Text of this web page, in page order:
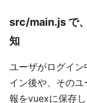
src/main.js で
知
ユーザがログイ
イン後や、その
報をvuexに保存